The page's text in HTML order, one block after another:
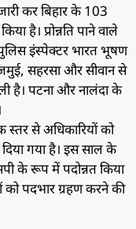
कर बिहार के 103
है। प्रोन्नति पाने वाले
इंस्पेक्टर भारत भूषण
सहरसा और सीवान से
है। पटना और नालंदा के
स्तर से अधिकारियों को
गया है। इस साल के
के रूप में पदोन्नत किया
को पदभार ग्रहण करने की